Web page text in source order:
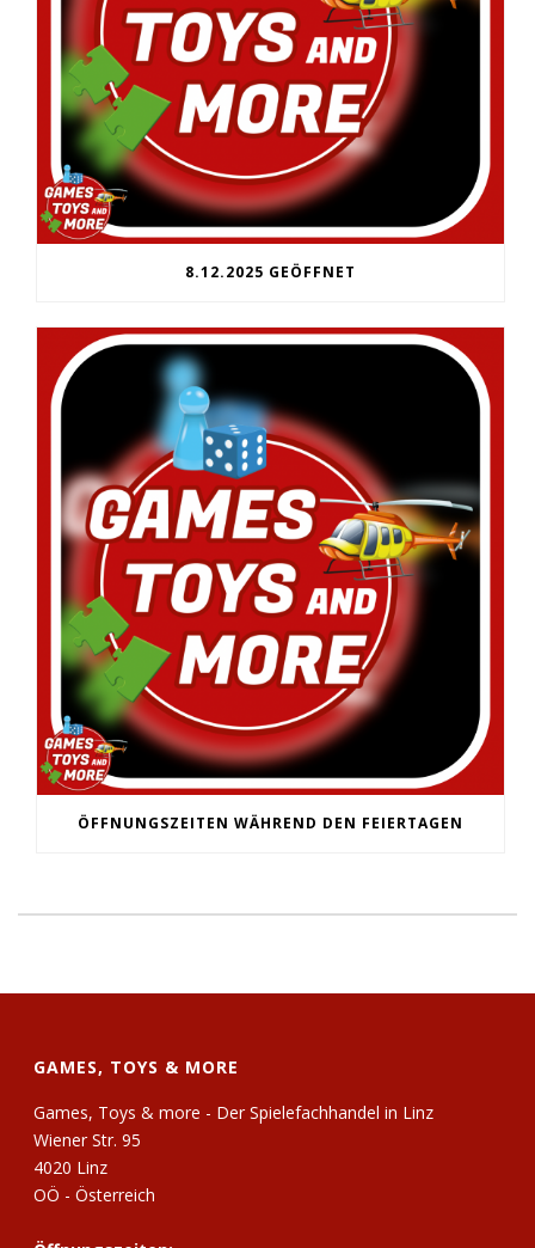
8.12.2025 GEÖFFNET
ÖFFNUNGSZEITEN WÄHREND DEN FEIERTAGEN
GAMES, TOYS & MORE
Games, Toys & more - Der Spielefachhandel in Linz
Wiener Str. 95
4020 Linz
OÖ - Österreich